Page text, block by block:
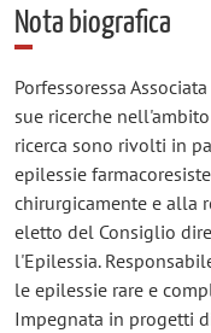
Nota biografica
Porfessoressa
sue ricerche
ricerca sono rivolti in
epilessie
chirurgicamente e alla
eletto del Consiglio
l'Epilessia.
le epilessie rare e
Impegnata in progetti